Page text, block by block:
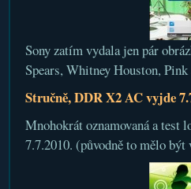
Sony zatím vydala jen pár
Spears, Whitney Houston,
Stručně, DDR X2 AC vyjde
Mnohokrát oznamovaná a test
7.7.2010. (původně to mělo